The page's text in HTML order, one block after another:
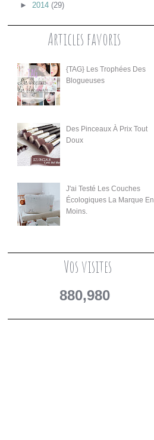
► 2014 (29)
Articles favoris
{TAG} Les Trophées Des
Blogueuses
Des Pinceaux À Prix Tout
Doux
J'ai Testé Les Couches
Écologiques La Marque En
Moins.
Vos visites
880,980